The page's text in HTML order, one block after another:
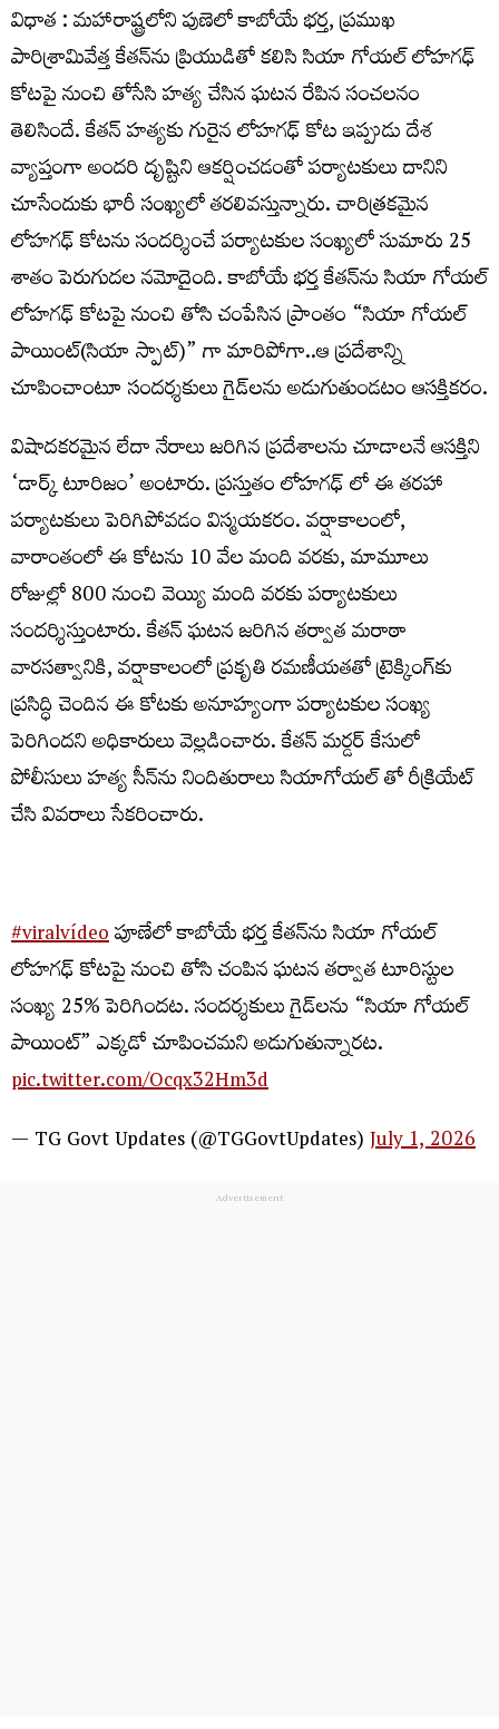
విధాత : మహారాష్ట్రలోని పుణెలో కాబోయే భర్త, ప్రముఖ
పారిశ్రామివేత్త కేతన్‌ను ప్రియుడితో కలిసి సియా గోయల్ లోహగఢ్
కోటపై నుంచి తోసేసి హత్య చేసిన ఘటన రేపిన సంచలనం
తెలిసిందే. కేతన్‌ హత్యకు గురైన లోహగఢ్‌ కోట ఇప్పుడు దేశ
వ్యాప్తంగా అందరి దృష్టిని ఆకర్షించడంతో పర్యాటకులు దానిని
చూసేందుకు భారీ సంఖ్యలో తరలివస్తున్నారు. చారిత్రకమైన
లోహగఢ్ కోటను సందర్శించే పర్యాటకుల సంఖ్యలో సుమారు 25
శాతం పెరుగుదల నమోదైంది. కాబోయే భర్త కేతన్‌ను సియా గోయల్
లోహగఢ్ కోటపై నుంచి తోసి చంపేసిన ప్రాంతం “సియా గోయల్
పాయింట్(సియా స్పాట్)” గా మారిపోగా..ఆ ప్రదేశాన్ని
చూపించాంటూ సందర్శకులు గైడ్‌లను అడుగుతుండటం ఆసక్తికరం.
విషాదకరమైన లేదా నేరాలు జరిగిన ప్రదేశాలను చూడాలనే ఆసక్తిని
‘డార్క్ టూరిజం’ అంటారు. ప్రస్తుతం లోహగఢ్ లో ఈ తరహా
పర్యాటకులు పెరిగిపోవడం విస్మయకరం. వర్షాకాలంలో,
వారాంతంలో ఈ కోటను 10 వేల మంది వరకు, మామూలు
రోజుల్లో 800 నుంచి వెయ్యి మంది వరకు పర్యాటకులు
సందర్శిస్తుంటారు. కేతన్‌ ఘటన జరిగిన తర్వాత మరాఠా
వారసత్వానికి, వర్షాకాలంలో ప్రకృతి రమణీయతతో ట్రెక్కింగ్‌కు
ప్రసిద్ధి చెందిన ఈ కోటకు అనూహ్యంగా పర్యాటకుల సంఖ్య
పెరిగిందని అధికారులు వెల్లడించారు. కేతన్ మర్డర్ కేసులో
పోలీసులు హత్య సీన్‌ను నిందితురాలు సియాగోయల్ తో రీక్రియేట్
చేసి వివరాలు సేకరించారు.
#viralvídeoపూణేలో కాబోయే భర్త కేతన్‌ను సియా గోయల్
లోహగఢ్ కోటపై నుంచి తోసి చంపిన ఘటన తర్వాత టూరిస్టుల
సంఖ్య 25% పెరిగిందట. సందర్శకులు గైడ్‌లను “సియా గోయల్
పాయింట్” ఎక్కడో చూపించమని అడుగుతున్నారట.
pic.twitter.com/Ocqx32Hm3d
— TG Govt Updates (@TGGovtUpdates)July 1, 2026